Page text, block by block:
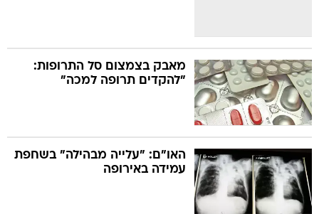
מאבק בצמצום סל התרופות:
"להקדים תרופה למכה"
האו"ם: "עלייה מבהילה" בשחפת
עמידה באירופה